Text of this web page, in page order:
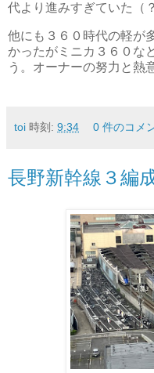
代より進みすぎていた（？
他にも３６０時代の軽が
かったがミニカ３６０な
う。オーナーの努力と熱
toi 時刻: 9:34 0 件のコメ
長野新幹線３編